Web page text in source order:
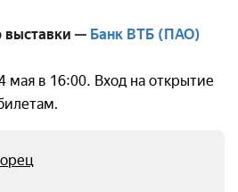
выставки — Банк ВТБ (ПАО)
мая в 16:00. Вход на открытие